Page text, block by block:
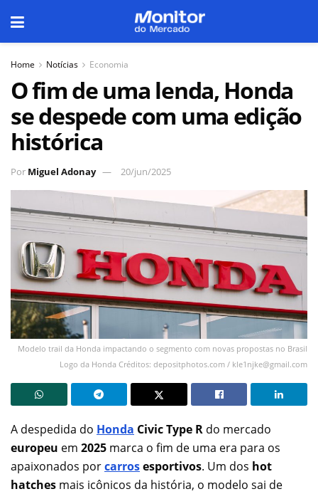
Home Notícias Economia
O fim de uma lenda, Honda
se despede com uma edição
histórica
Por Miguel Adonay 20/jun/2025
Modelo trail da Honda impactando o segmento com novas propostas no Brasil
Logo da Honda Créditos: depositphotos.com / kle1njke@gmail.com
A despedida do Honda Civic Type R do mercado
europeu em 2025 marca o fim de uma era para os
apaixonados porcarrosesportivos. Um dos hot
hatches mais icônicos da história, o modelo sai de